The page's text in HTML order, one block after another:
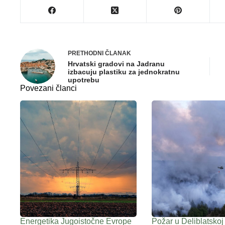
PRETHODNI ČLANAK
Hrvatski gradovi na Jadranu
izbacuju plastiku za jednokratnu
upotrebu
Povezani članci
Energetika Jugoistočne Evrope Požar u